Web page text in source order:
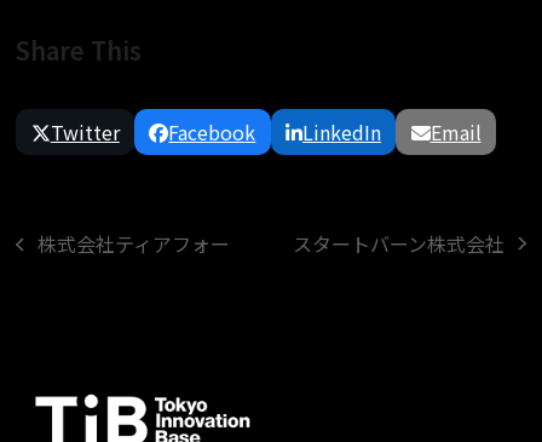
Share This
Twitter Facebook LinkedIn Email
previous
株式会社ティアフォー
next
スタートバーン株式会社